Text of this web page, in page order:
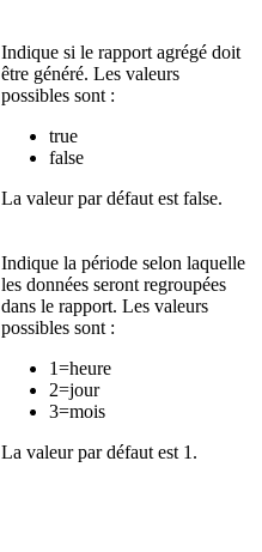
Indique si le rapport agrégé doit
être généré. Les valeurs
possibles sont :
true
false
La valeur par défaut est false.
Indique la période selon laquelle
les données seront regroupées
dans le rapport. Les valeurs
possibles sont :
1=heure
2=jour
3=mois
La valeur par défaut est 1.